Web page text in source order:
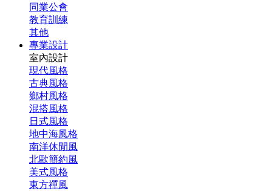
同業公會
教育訓練
其他
專業設計
室內設計
現代風格
古典風格
鄉村風格
混搭風格
日式風格
地中海風格
南洋休閒風
北歐簡約風
美式風格
東方禪風